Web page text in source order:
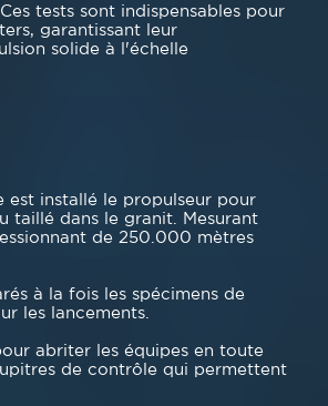
tests sont indispensables pour
garantissant leur
solide à l'échelle
est installé le propulseur pour
taillé dans le granit. Mesurant
de 250.000 mètres
à la fois les spécimens de
les lancements.
abriter les équipes en toute
de contrôle qui permettent